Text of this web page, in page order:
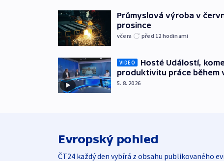
Průmyslová výroba v
prosince
včera před 12 hodinami
VIDEO
Hosté Událostí,
produktivitu práce během
5. 8. 2026
Evropský pohled
ČT24 každý den vybírá z obsahu publikovaného